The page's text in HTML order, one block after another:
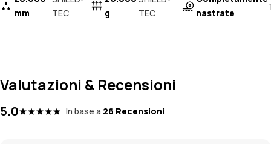
mm
TEC
g
TEC
nastrate
Valutazioni & Recensioni
5.0 In base a 26 Recensioni